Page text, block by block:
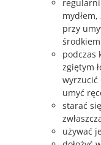
przy
podczas
zgiętym
wyrzucić
umyć
starać
używać